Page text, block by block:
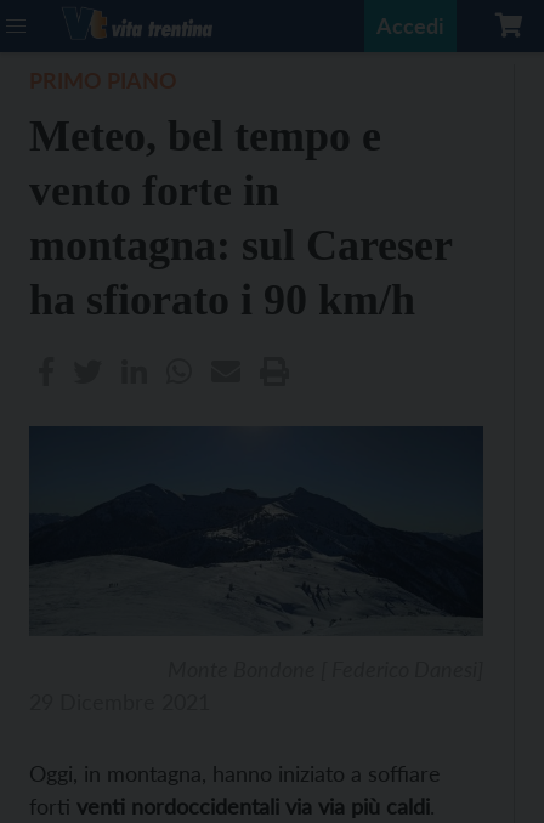
Accedi
Meteo, bel tempo e
vento forte in
montagna: sul Careser
ha sfiorato i 90 km/h
Oggi, in montagna, hanno iniziato a soffiare
forti venti nordoccidentali via via più caldi.